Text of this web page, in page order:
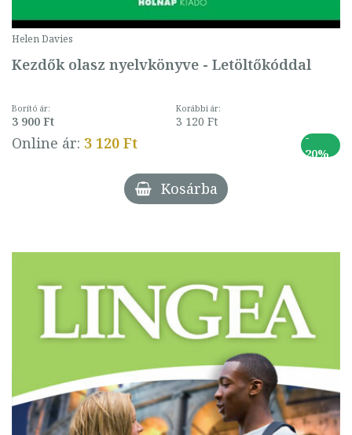
Helen Davies
Kezdők olasz nyelvkönyve - Letöltőkóddal
Borító ár:
3 900 Ft
Korábbi ár:
3 120 Ft
Online ár: 3 120 Ft
-
20%
Kosárba